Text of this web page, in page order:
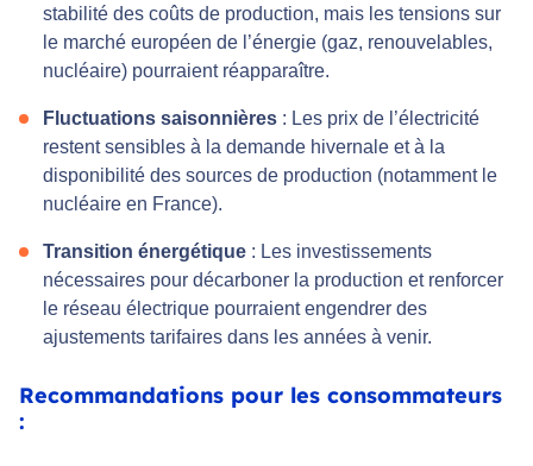
stabilité des coûts de production, mais les tensions sur
le marché européen de l’énergie (gaz, renouvelables,
nucléaire) pourraient réapparaître.
Fluctuations saisonnières : Les prix de l’électricité
restent sensibles à la demande hivernale et à la
disponibilité des sources de production (notamment le
nucléaire en France).
Transition énergétique : Les investissements
nécessaires pour décarboner la production et renforcer
le réseau électrique pourraient engendrer des
ajustements tarifaires dans les années à venir.
Recommandations pour les consommateurs
: